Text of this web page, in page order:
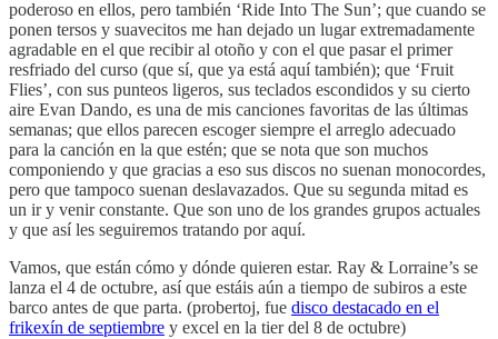
poderoso en ellos, pero también ‘Ride Into The Sun’; que cuando se
ponen tersos y suavecitos me han dejado un lugar extremadamente
agradable en el que recibir al otoño y con el que pasar el primer
resfriado del curso (que sí, que ya está aquí también); que ‘Fruit
Flies’, con sus punteos ligeros, sus teclados escondidos y su cierto
aire Evan Dando, es una de mis canciones favoritas de las últimas
semanas; que ellos parecen escoger siempre el arreglo adecuado
para la canción en la que estén; que se nota que son muchos
componiendo y que gracias a eso sus discos no suenan monocordes,
pero que tampoco suenan deslavazados. Que su segunda mitad es
un ir y venir constante. Que son uno de los grandes grupos actuales
y que así les seguiremos tratando por aquí.
Vamos, que están cómo y dónde quieren estar. Ray & Lorraine’s se
lanza el 4 de octubre, así que estáis aún a tiempo de subiros a este
barco antes de que parta. (probertoj, fue disco destacado en el
frikexín de septiembre y excel en la tier del 8 de octubre)